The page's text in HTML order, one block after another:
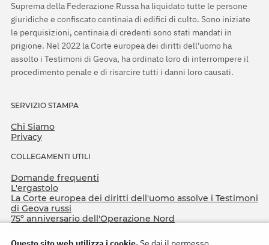
Suprema della Federazione Russa ha liquidato tutte le persone
giuridiche e confiscato centinaia di edifici di culto. Sono iniziate
le perquisizioni, centinaia di credenti sono stati mandati in
prigione. Nel 2022 la Corte europea dei diritti dell'uomo ha
assolto i Testimoni di Geova, ha ordinato loro di interrompere il
procedimento penale e di risarcire tutti i danni loro causati.
SERVIZIO STAMPA
Chi Siamo
Privacy
COLLEGAMENTI UTILI
Domande frequenti
L'ergastolo
La Corte europea dei diritti dell'uomo assolve i Testimoni
di Geova russi
75º anniversario dell'Operazione Nord